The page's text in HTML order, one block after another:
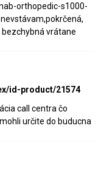
orthopedic-s1000-
vrátane
id-product/21574
call centra čo
určite do buducna